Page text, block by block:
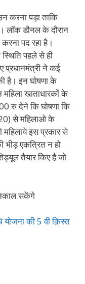
करना पड़ा ताकि
लॉक डौनल के दौरान
पद रहा है।
पहले से ही
प्रधानमंत्री ने कई
है। इन घोषणा के
खाताधारकों के
रु देने कि घोषणा कि
से महिलाओ के
इस प्रकार से
भीड़ एकत्रित न हो
तैयार किए है जो
सकेंगे
योजना की 5 वी क़िस्त